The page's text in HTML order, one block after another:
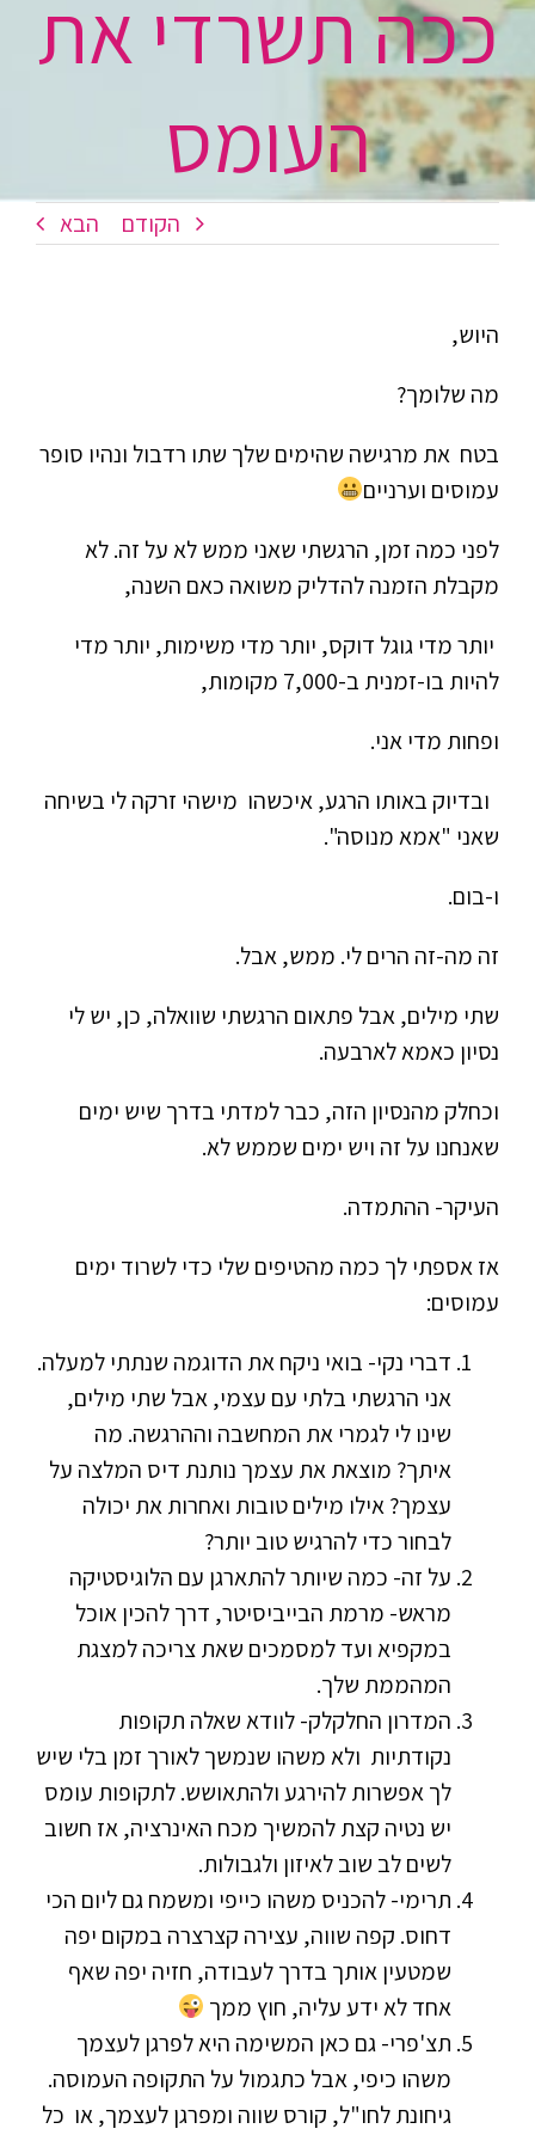
ככה תשרדי את
העומס
הקודם הבא
היוש,
מה שלומך?
בטח את מרגישה שהימים שלך שתו רדבול ונהיו סופר
עמוסים וערניים
לפני כמה זמן, הרגשתי שאני ממש לא על זה. לא
מקבלת הזמנה להדליק משואה כאם השנה,
יותר מדי גוגל דוקס, יותר מדי משימות, יותר מדי
להיות בו-זמנית ב-7,000 מקומות,
ופחות מדי אני.
ובדיוק באותו הרגע, איכשהו מישהי זרקה לי בשיחה
שאני "אמא מנוסה".
ו-בום.
זה מה-זה הרים לי. ממש, אבל.
שתי מילים, אבל פתאום הרגשתי שוואלה, כן, יש לי
נסיון כאמא לארבעה.
וכחלק מהנסיון הזה, כבר למדתי בדרך שיש ימים
שאנחנו על זה ויש ימים שממש לא.
העיקר- ההתמדה.
אז אספתי לך כמה מהטיפים שלי כדי לשרוד ימים
עמוסים:
דברי נקי- בואי ניקח את הדוגמה שנתתי למעלה.
אני הרגשתי בלתי עם עצמי, אבל שתי מילים,
שינו לי לגמרי את המחשבה וההרגשה. מה
איתך? מוצאת את עצמך נותנת דיס המלצה על
עצמך? אילו מילים טובות ואחרות את יכולה
לבחור כדי להרגיש טוב יותר?
על זה- כמה שיותר להתארגן עם הלוגיסטיקה
מראש- מרמת הבייביסיטר, דרך להכין אוכל
במקפיא ועד למסמכים שאת צריכה למצגת
המהממת שלך.
המדרון החלקלק- לוודא שאלה תקופות
נקודתיות ולא משהו שנמשך לאורך זמן בלי שיש
לך אפשרות להירגע ולהתאושש. לתקופות עומס
יש נטיה קצת להמשיך מכח האינרציה, אז חשוב
לשים לב שוב לאיזון ולגבולות.
תרימי- להכניס משהו כייפי ומשמח גם ליום הכי
דחוס. קפה שווה, עצירה קצרצרה במקום יפה
שמטעין אותך בדרך לעבודה, חזיה יפה שאף
אחד לא ידע עליה, חוץ ממך
תצ'פרי- גם כאן המשימה היא לפרגן לעצמך
משהו כיפי, אבל כתגמול על התקופה העמוסה.
גיחונת לחו"ל, קורס שווה ומפרגן לעצמך, או כל